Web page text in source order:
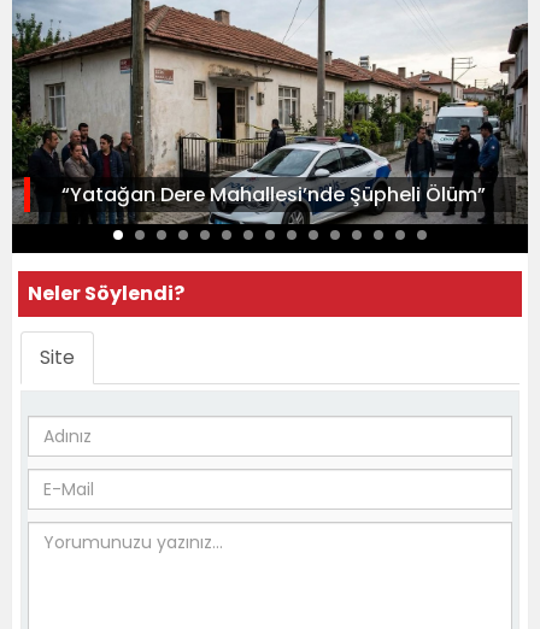
“Yatağan Dere Mahallesi’nde Şüpheli Ölüm”
Neler Söylendi?
Site